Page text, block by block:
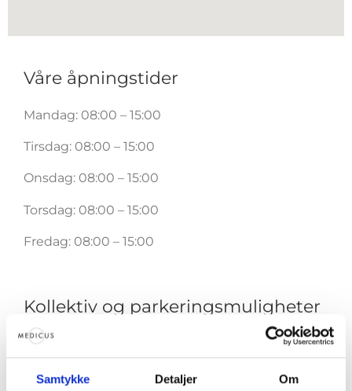
Samtykke Detaljer Om
Våre åpningstider
Mandag: 08:00 – 15:00
Tirsdag: 08:00 – 15:00
Onsdag: 08:00 – 15:00
Torsdag: 08:00 – 15:00
Fredag: 08:00 – 15:00
Kollektiv og parkeringsmuligheter
Godt tilbud av busser og taxier like i
Nærmeste parkering er P-Posten, som